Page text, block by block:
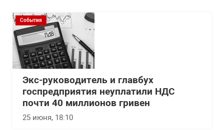
События
Экс-руководитель и главбух
госпредприятия неуплатили НДС
почти 40 миллионов гривен
25 июня, 18:10